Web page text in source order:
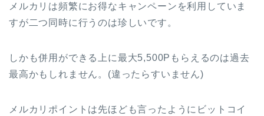
メルカリは頻繁にお得なキャンペーンを利用していま
すが二つ同時に行うのは珍しいです。
しかも併用ができる上に最大5,500Pもらえるのは過去
最高かもしれません。(違ったらすいません)
メルカリポイントは先ほども言ったようにビットコイ